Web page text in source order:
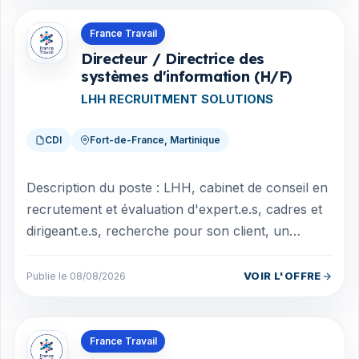
France Travail
Directeur / Directrice des
systèmes d'information (H/F)
LHH RECRUITMENT SOLUTIONS
CDI Fort-de-France, Martinique
Description du poste : LHH, cabinet de conseil en
recrutement et évaluation d'expert.e.s, cadres et
dirigeant.e.s, recherche pour son client, un
Publie le 08/08/2026 VOIR L'OFFRE
Offres en Martinique
France Travail
Offres en Martinique